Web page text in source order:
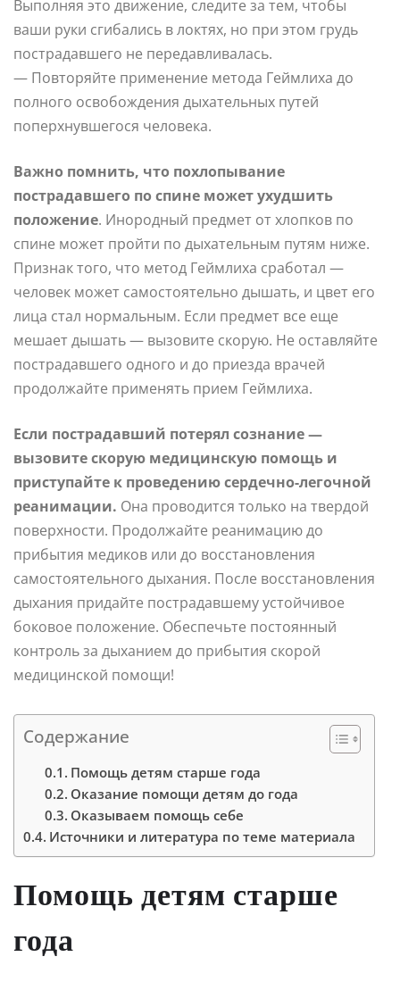
Выполняя это движение, следите за тем, чтобы
ваши руки сгибались в локтях, но при этом грудь
пострадавшего не передавливалась.
— Повторяйте применение метода Геймлиха до
полного освобождения дыхательных путей
поперхнувшегося человека.
Важно помнить, что похлопывание
пострадавшего по спине может ухудшить
положение. Инородный предмет от хлопков по
спине может пройти по дыхательным путям ниже.
Признак того, что метод Геймлиха сработал —
человек может самостоятельно дышать, и цвет его
лица стал нормальным. Если предмет все еще
мешает дышать — вызовите скорую. Не оставляйте
пострадавшего одного и до приезда врачей
продолжайте применять прием Геймлиха.
Если пострадавший потерял сознание —
вызовите скорую медицинскую помощь и
приступайте к проведению сердечно-легочной
реанимации. Она проводится только на твердой
поверхности. Продолжайте реанимацию до
прибытия медиков или до восстановления
самостоятельного дыхания. После восстановления
дыхания придайте пострадавшему устойчивое
боковое положение. Обеспечьте постоянный
контроль за дыханием до прибытия скорой
медицинской помощи!
Содержание
Помощь детям старше года
Оказание помощи детям до года
Оказываем помощь себе
Источники и литература по теме материала
Помощь детям старше
года